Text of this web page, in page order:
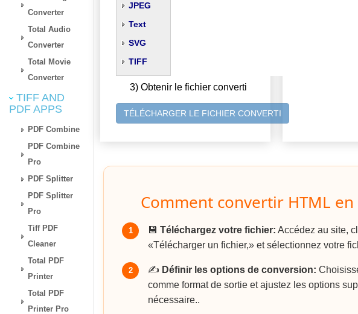
Converter
Total Audio
Converter
Total Movie
Converter
TIFF AND
PDF APPS
PDF Combine
PDF Combine
Pro
PDF Splitter
PDF Splitter
Pro
Tiff PDF
Cleaner
Total PDF
Printer
Total PDF
Printer Pro
JPEG
Text
SVG
TIFF
3) Obtenir le fichier converti
TÉLÉCHARGER LE FICHIER CONVERTI
Comment convertir HTML en
1 💾 Téléchargez votre fichier: Accédez au site,
«Télécharger un fichier,» et sélectionnez votre
2 ✍️ Définir les options de conversion:
comme format de sortie et ajustez les options
nécessaire..